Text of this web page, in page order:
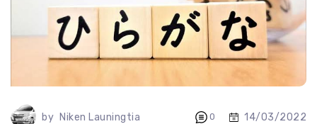
by Niken Launingtia 0 14/03/2022